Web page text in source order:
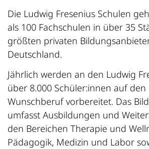
Die Ludwig Fresenius Schulen
als 100 Fachschulen in über 35
größten privaten
Deutschland.
Jährlich werden an den Ludwig
über 8.000 Schüler:innen auf
Wunschberuf vorbereitet. Das
umfasst Ausbildungen und
den Bereichen Therapie und
Pädagogik, Medizin und Labor